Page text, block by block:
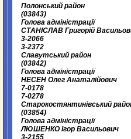
Полонський район
(03843)
Голова адміністрації
СТАНІСЛАВ Григорій
3-2066
3-2372
Славутський район
(03842)
Голова адміністрації
НЕСЕН Олег Анаталійович
7-0178
7-0278
Старокостянтинівський
(03854)
Голова адміністрації
ЛЮШЕНКО Ігор Васильович
3-2155